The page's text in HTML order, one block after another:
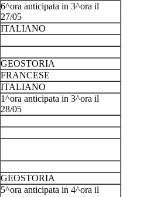
6^ora anticipata in 3^ora il
27/05
ITALIANO
GEOSTORIA
FRANCESE
ITALIANO
1^ora anticipata in 3^ora il
28/05
GEOSTORIA
5^ora anticipata in 4^ora il